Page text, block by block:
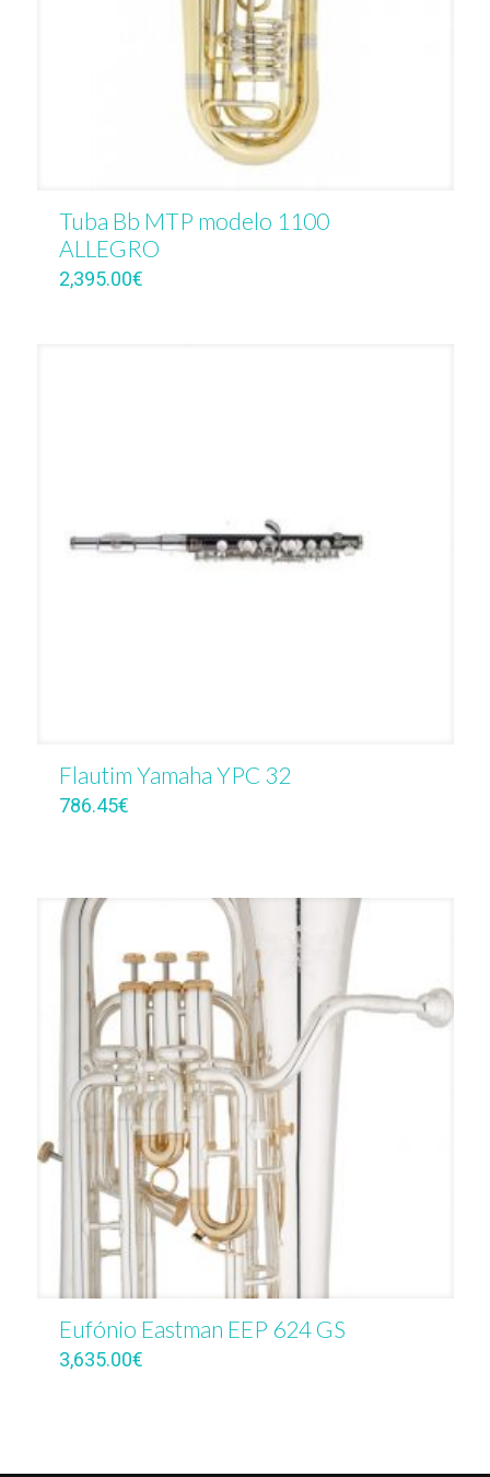
Tuba Bb MTP modelo 1100
ALLEGRO
2,395.00€
Flautim Yamaha YPC 32
786.45€
Eufónio Eastman EEP 624 GS
3,635.00€